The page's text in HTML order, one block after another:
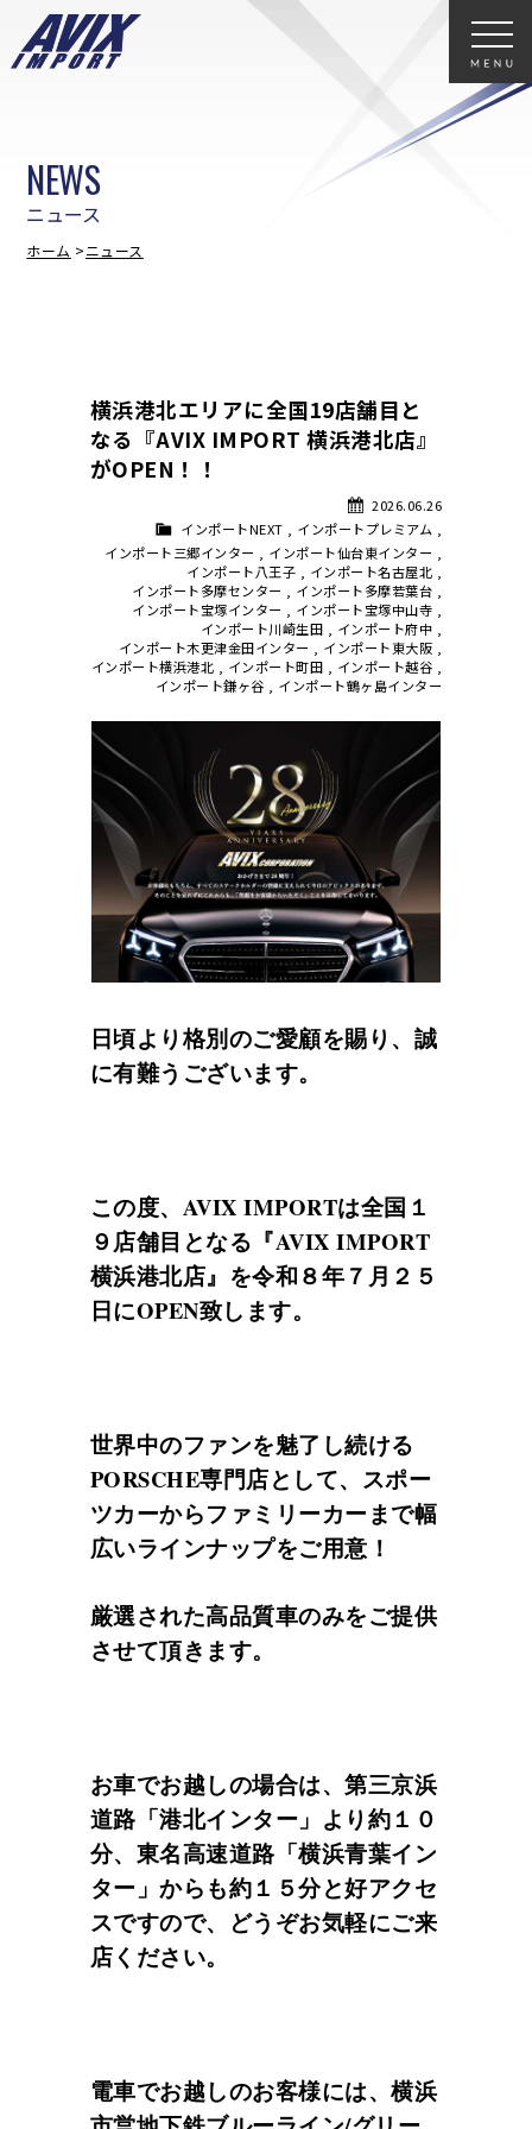
ニュース
NEWS
ホーム ニュース
横浜港北エリアに全国19店舗目と
なる『AVIX IMPORT 横浜港北店』
がOPEN！！
2026.06.26
インポートNEXT
インポートプレミアム
インポート三郷インター
インポート仙台東インター
インポート八王子
インポート名古屋北
インポート多摩センター
インポート多摩若葉台
インポート宝塚インター
インポート宝塚中山寺
インポート川崎生田
インポート府中
インポート木更津金田インター
インポート東大阪
インポート横浜港北
インポート町田 インポート越谷
インポート鎌ヶ谷
インポート鶴ヶ島インター
日頃より格別のご愛顧を賜り、誠
に有難うございます。
この度、AVIX IMPORTは全国１
９店舗目となる『AVIX IMPORT
横浜港北店』を令和８年７月２５
日にOPEN致します。
世界中のファンを魅了し続ける
PORSCHE専門店として、スポー
ツカーからファミリーカーまで幅
広いラインナップをご用意！
厳選された高品質車のみをご提供
させて頂きます。
お車でお越しの場合は、第三京浜
道路「港北インター」より約１０
分、東名高速道路「横浜青葉イン
ター」からも約１５分と好アクセ
スですので、どうぞお気軽にご来
店ください。
電車でお越しのお客様には、横浜